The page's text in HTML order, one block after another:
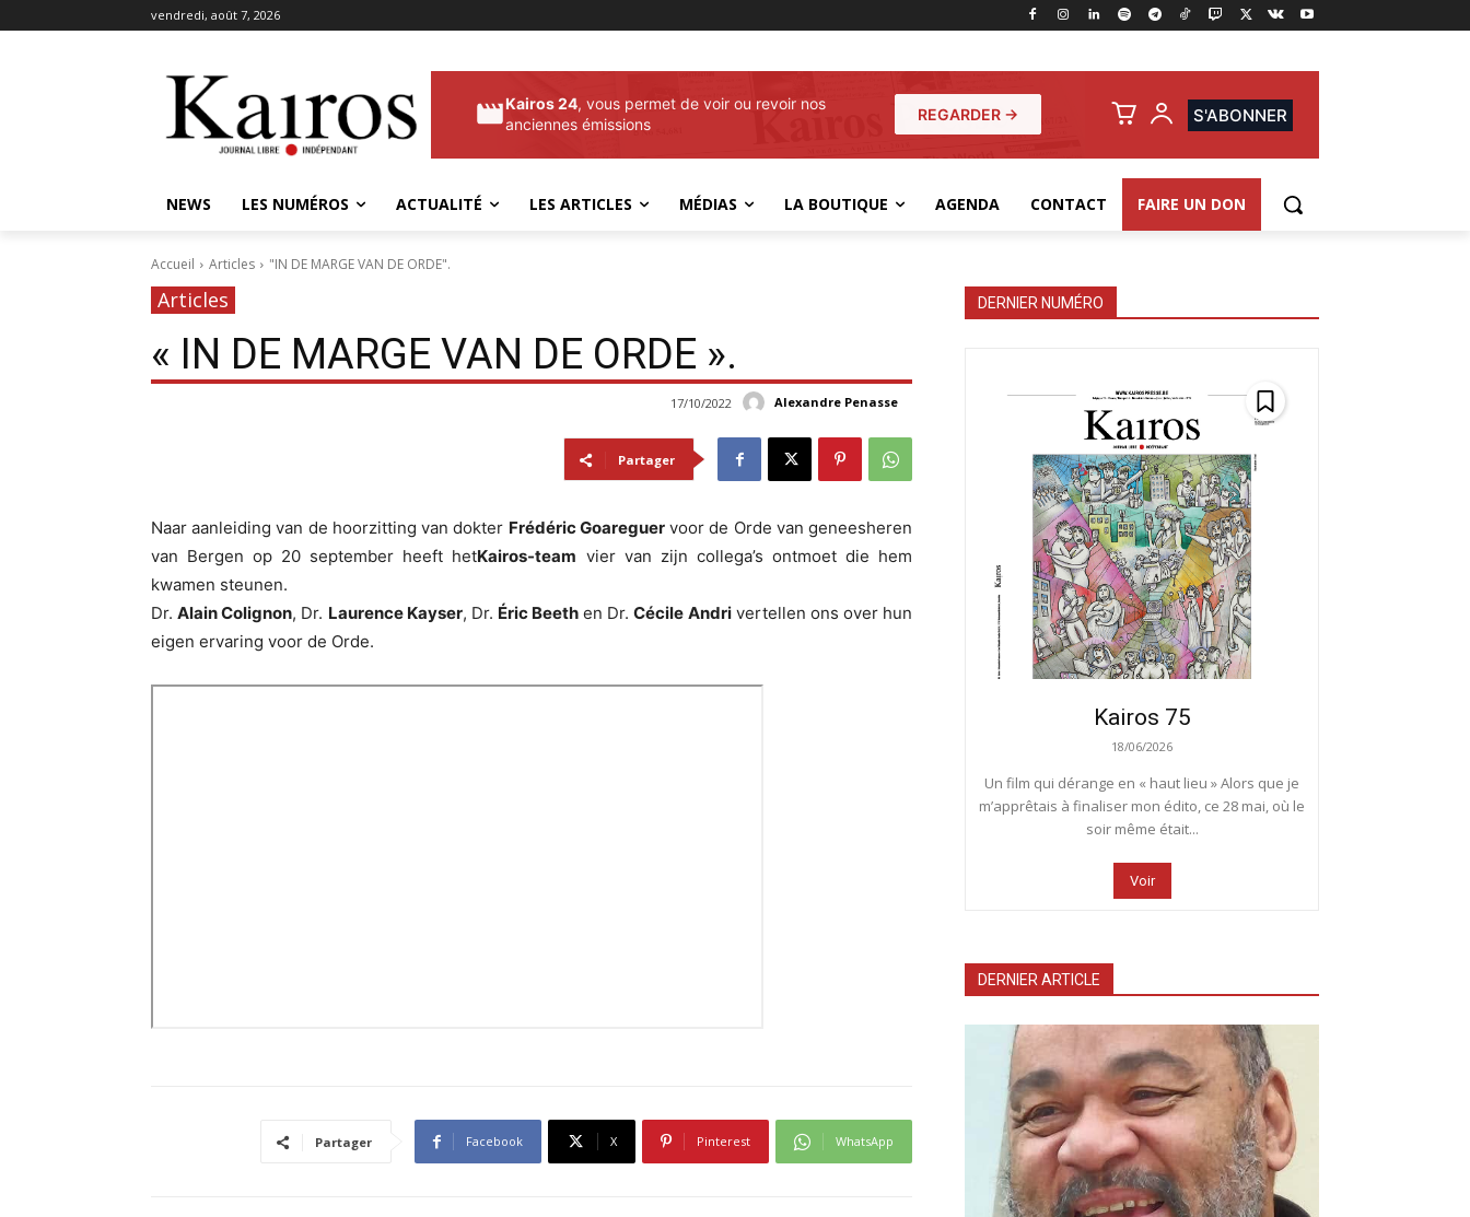
vendredi, août 7, 2026
Kairos 24, vous permet de voir ou revoir nos
anciennes émissions
REGARDER → S'ABONNER
NEWS LES NUMÉROS ACTUALITÉ LES ARTICLES MÉDIAS LA BOUTIQUE AGENDA CONTACT FAIRE UN DON
Accueil Articles "IN DE MARGE VAN DE ORDE".
Articles
« IN DE MARGE VAN DE ORDE ».
Alexandre Penasse
17/10/2022
Partager
Naar aanleiding van de hoorzitting van dokter Frédéric Goareguervoor de Orde van geneesheren
van Bergen op 20 september heeft hetKairos-team vier van zijn collega’s ontmoet die hem
kwamen steunen.
Dr.Alain Colignon, Dr. Laurence Kayser, Dr. Éric Beeth en Dr.Cécile Andrivertellen ons over hun
eigen ervaring voor de Orde.
Partager Facebook X Pinterest WhatsApp
DERNIER NUMÉRO
Kairos 75
18/06/2026
Un film qui dérange en « haut lieu » Alors que je
m’apprêtais à finaliser mon édito, ce 28 mai, où le
soir même était...
Voir
DERNIER ARTICLE